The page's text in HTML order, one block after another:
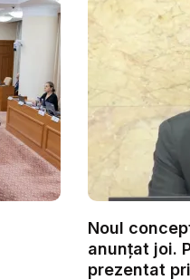
Noul
anunțat joi.
prezentat